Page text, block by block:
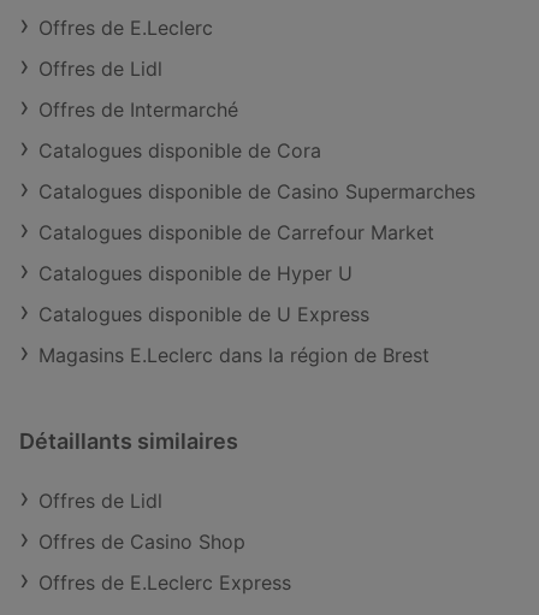
Offres de E.Leclerc
Offres de Lidl
Offres de Intermarché
Catalogues disponible de Cora
Catalogues disponible de Casino Supermarches
Catalogues disponible de Carrefour Market
Catalogues disponible de Hyper U
Catalogues disponible de U Express
Magasins E.Leclerc dans la région de Brest
Détaillants similaires
Offres de Lidl
Offres de Casino Shop
Offres de E.Leclerc Express